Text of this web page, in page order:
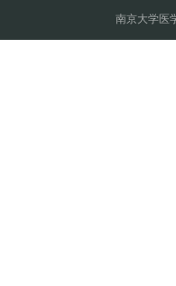
南京大学医